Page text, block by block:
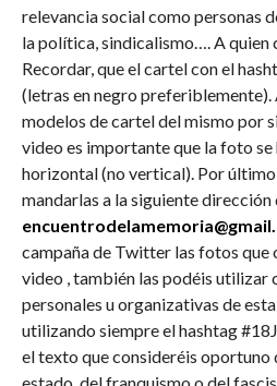
relevancia social como personas
la política, sindicalismo…. A quien
Recordar, que el cartel con el
(letras en negro preferiblemente).
modelos de cartel del mismo por
video es importante que la foto se
horizontal (no vertical). Por
mandarlas a la siguiente dirección
campaña de Twitter las fotos que
video , también las podéis utilizar
personales u organizativas de
utilizando siempre el hashtag
el texto que consideréis oportuno